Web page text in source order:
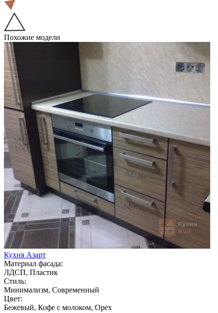
Похожие модели
Кухня Азарт
Материал фасада:
ЛДСП, Пластик
Стиль:
Минимализм, Современный
Цвет:
Бежевый, Кофе с молоком, Орех